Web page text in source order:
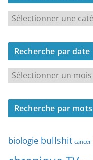
e
c
e
e
a
Recherche par date
e
c
r
Recherche par mots
biologie bullshit cancer